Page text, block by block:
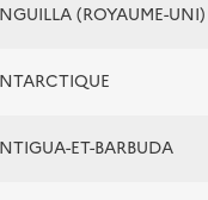
(ROYAUME-UNI)
ET-BARBUDA